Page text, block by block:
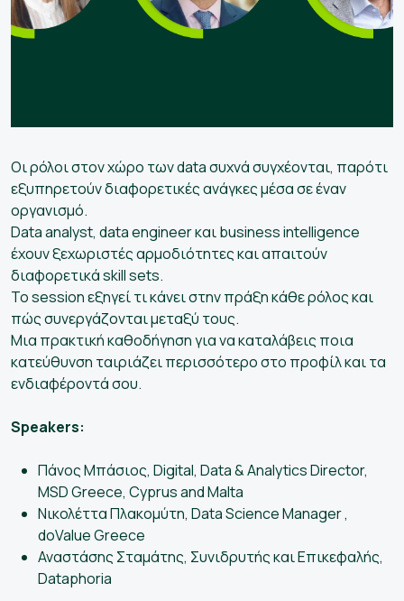
Οι ρόλοι στον χώρο των data συχνά συγχέονται, παρότι
εξυπηρετούν διαφορετικές ανάγκες μέσα σε έναν
οργανισμό.
Data analyst, data engineer και business intelligence
έχουν ξεχωριστές αρμοδιότητες και απαιτούν
διαφορετικά skill sets.
Το session εξηγεί τι κάνει στην πράξη κάθε ρόλος και
πώς συνεργάζονται μεταξύ τους.
Μια πρακτική καθοδήγηση για να καταλάβεις ποια
κατεύθυνση ταιριάζει περισσότερο στο προφίλ και τα
ενδιαφέροντά σου.
Speakers:
Πάνος Μπάσιος, Digital, Data & Analytics Director,
MSD Greece, Cyprus and Malta
Νικολέττα Πλακομύτη, Data Science Manager ,
doValue Greece
Αναστάσης Σταμάτης, Συνιδρυτής και Επικεφαλής,
Dataphoria